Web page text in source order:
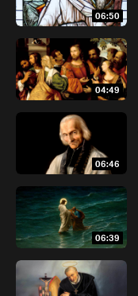
06:50
04:49
06:46
06:39